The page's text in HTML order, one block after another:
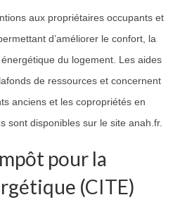
aux propriétaires occupants et
d’améliorer le confort, la
du logement. Les aides
de ressources et concernent
anciens et les copropriétés en
sont disponibles sur le site anah.fr.
pour la
(CITE)